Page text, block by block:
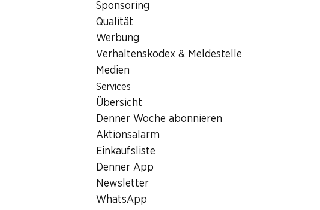
Sponsoring
Qualität
Werbung
Verhaltenskodex & Meldestelle
Medien
Services
Übersicht
Denner Woche abonnieren
Aktionsalarm
Einkaufsliste
Denner App
Newsletter
WhatsApp
Bleiben Sie mit dem Denner Newsletter immer auf dem neusten Stand.